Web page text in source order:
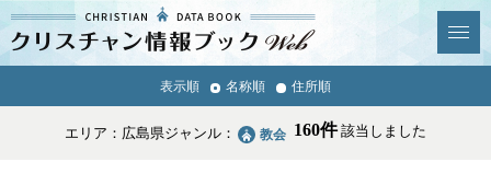
情報ブックとは
News & Topics
表示順 名称順 住所順
エリア：広島県ジャンル： 教会 160件該当しました